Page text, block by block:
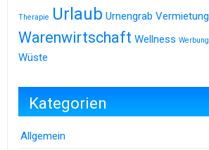
Therapie Urlaub Urnengrab Vermietung
Warenwirtschaft Wellness Werbung
Wüste
Kategorien
Allgemein